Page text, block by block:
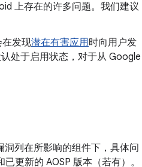
上存在的许多问题。我们建议
在发现潜在有害应用时向用户发
处于启用状态，对于从 Google
列在所影响的组件下，具体问
已更新的 AOSP 版本（若有）。